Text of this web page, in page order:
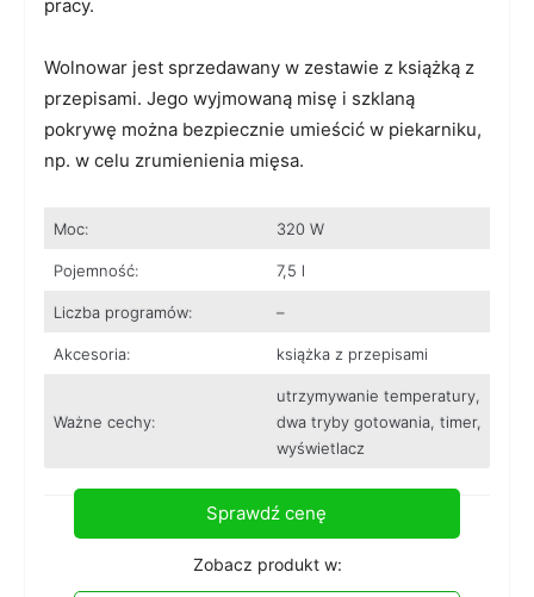
pracy.
Wolnowar jest sprzedawany w zestawie z książką z
przepisami. Jego wyjmowaną misę i szklaną
pokrywę można bezpiecznie umieścić w piekarniku,
np. w celu zrumienienia mięsa.
Moc: 320 W
Pojemność: 7,5 l
Liczba programów: –
Akcesoria: książka z przepisami
Ważne cechy:
utrzymywanie temperatury,
dwa tryby gotowania, timer,
wyświetlacz
Sprawdź cenę
Zobacz produkt w: